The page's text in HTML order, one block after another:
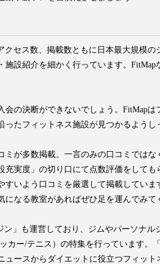
クセス数、掲載数ともに日本最大規模
設紹介を細かく行っています。FitMap
の決断ができないでしょう。FitMapは
たフィットネス施設が見つかるようし
ミが多数掲載。一言のみの口コミでは
実度」の切り口にて点数評価をしても
いよう口コミを厳選して掲載していま
なる教室があればぜひ足を運んでみて
ン」も運営しており、ジムやパーソナ
カー/テニス）の特集を行っています。
ースからダイエットに役立つフィット